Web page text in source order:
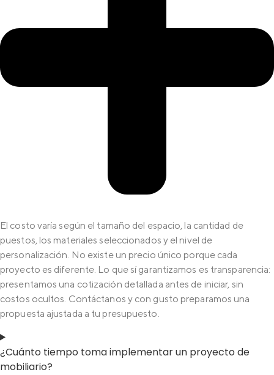
El costo varía según el tamaño del espacio, la cantidad de
puestos, los materiales seleccionados y el nivel de
personalización. No existe un precio único porque cada
proyecto es diferente. Lo que sí garantizamos es transparencia:
presentamos una cotización detallada antes de iniciar, sin
costos ocultos. Contáctanos y con gusto preparamos una
propuesta ajustada a tu presupuesto.
¿Cuánto tiempo toma implementar un proyecto de
mobiliario?